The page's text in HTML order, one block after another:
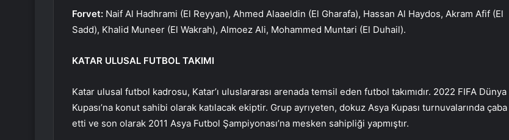
Forvet: Naif Al Hadhrami (El Reyyan), Ahmed Alaaeldin (El Gharafa), Hassan Al Haydos, Akram Afif (El
Sadd), Khalid Muneer (El Wakrah), Almoez Ali, Mohammed Muntari (El Duhail).
KATAR ULUSAL FUTBOL TAKIMI
Katar ulusal futbol kadrosu, Katar’ı uluslararası arenada temsil eden futbol takımıdır. 2022 FIFA Dünya
Kupası’na konut sahibi olarak katılacak ekiptir. Grup ayrıyeten, dokuz Asya Kupası turnuvalarında çaba
etti ve son olarak 2011 Asya Futbol Şampiyonası’na mesken sahipliği yapmıştır.